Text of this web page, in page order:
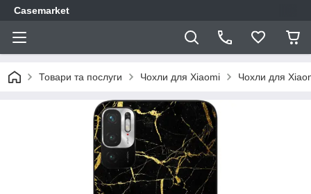
Casemarket
Товари та послуги Чохли для Xiaomi Чохли для